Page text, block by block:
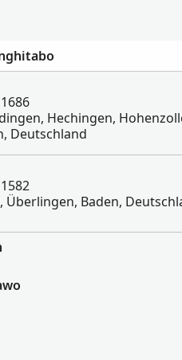
Hechingen,
Deutschland
Überlingen, Baden,